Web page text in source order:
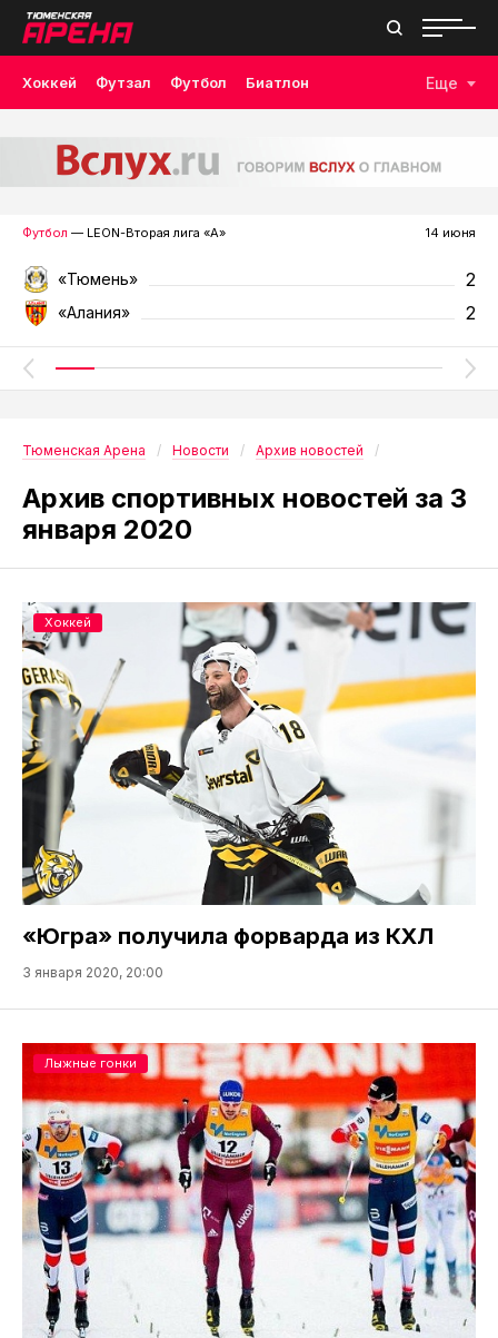
Хоккей Футзал Футбол Биатлон Еще
Футбол — LEON-Вторая лига «А» 14 июня
«Тюмень» 2
«Алания» 2
Тюменская Арена Новости Архив новостей
Архив спортивных новостей за 3
января 2020
«Югра» получила форварда из КХЛ
3 января 2020, 20:00
Хоккей
Лыжные гонки